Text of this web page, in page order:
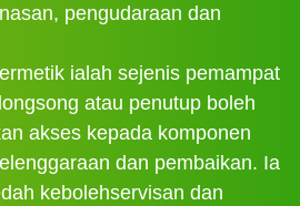
pengudaraan dan
ialah sejenis pemampat
atau penutup boleh
akses kepada komponen
dan pembaikan. Ia
kebolehservisan dan